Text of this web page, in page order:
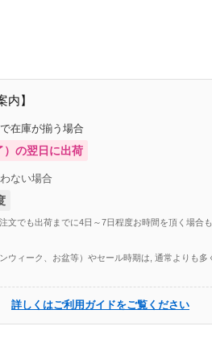
内】
在庫が揃う場合
）の翌日に出荷
ない場合
文でも出荷までに4日～7日程度お時間を頂く場合
ウィーク、お盆等）やセール時期は, 通常よりも多
詳しくはご利用ガイドをご覧ください